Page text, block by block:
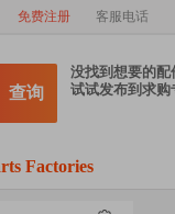
免费注册 客服电话
查询
没找到想要的配
试试发布到求购
Factories